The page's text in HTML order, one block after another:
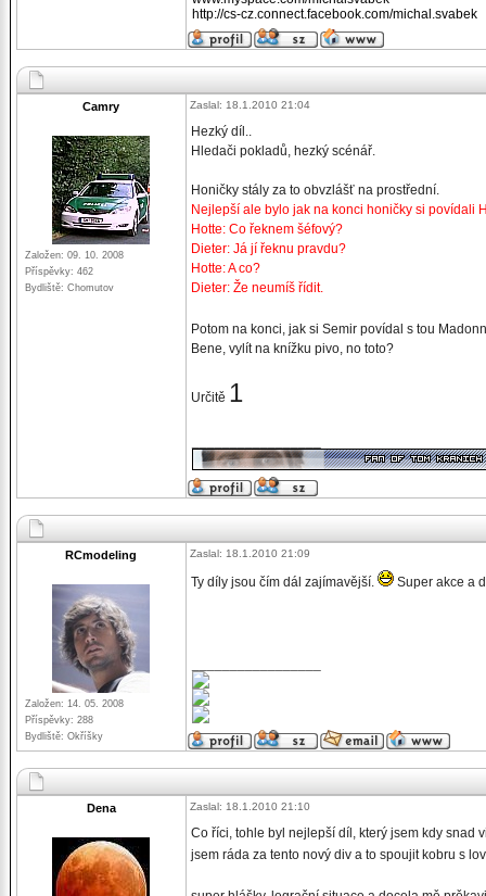
http://cs-cz.connect.facebook.com/michal.svabek
Camry
Založen: 09. 10. 2008
Příspěvky: 462
Bydliště: Chomutov
Zaslal: 18.1.2010 21:04
Hezký díl..
Hledači pokladů, hezký scénář.
Honičky stály za to obvzlášť na prostřední.
Nejlepší ale bylo jak na konci honičky si povídali
Hotte: Co řeknem šéfový?
Dieter: Já jí řeknu pravdu?
Hotte: A co?
Dieter: Že neumíš řídit.
Potom na konci, jak si Semir povídal s tou
Bene, vylít na knížku pivo, no toto?
Určitě 1
RCmodeling
Založen: 14. 05. 2008
Příspěvky: 288
Bydliště: Okříšky
Zaslal: 18.1.2010 21:09
Ty díly jsou čím dál zajímavější. Super akce a
Dena Zaslal: 18.1.2010 21:10
Co říci, tohle byl nejlepší díl, který jsem kdy snad
jsem ráda za tento nový div a to spoujit kobru s